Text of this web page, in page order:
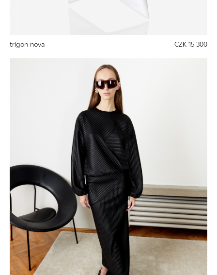
trigon nova CZK 15 300